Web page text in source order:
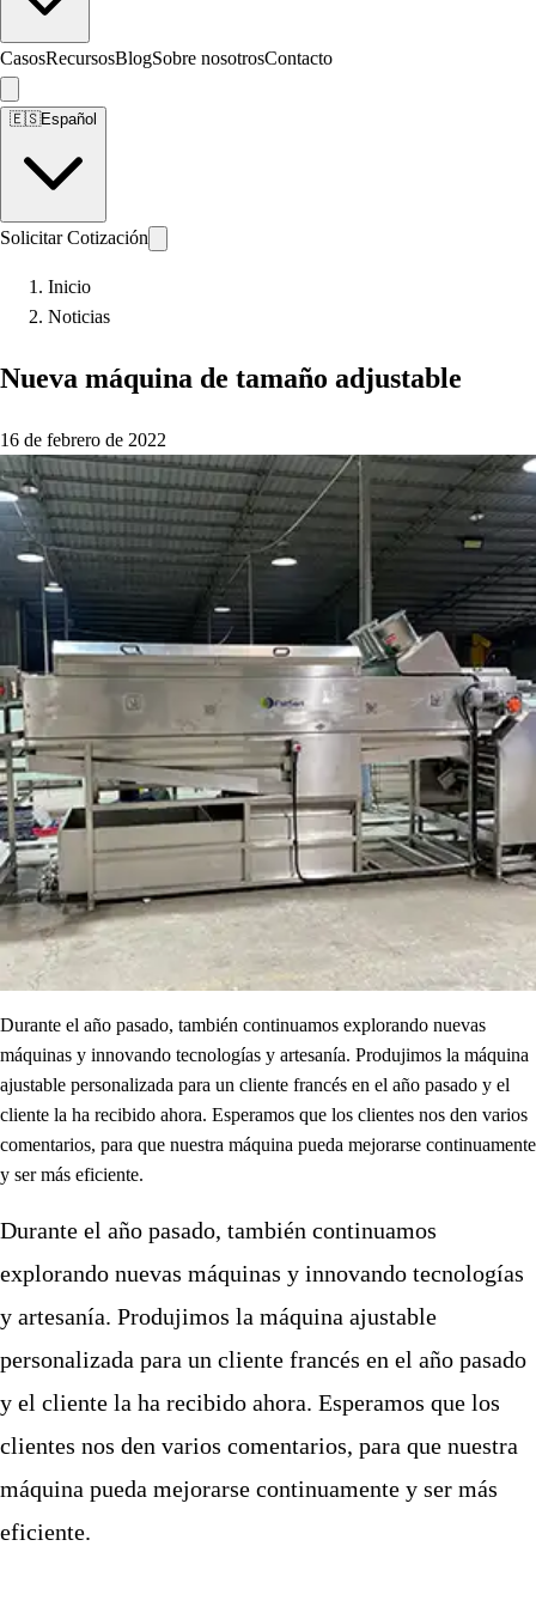
CasosRecursosBlogSobre nosotrosContacto
🇪🇸Español
Solicitar Cotización
Inicio
Noticias
Nueva máquina de tamaño adjustable
16 de febrero de 2022
Durante el año pasado, también continuamos explorando nuevas
máquinas y innovando tecnologías y artesanía. Produjimos la máquina
ajustable personalizada para un cliente francés en el año pasado y el
cliente la ha recibido ahora. Esperamos que los clientes nos den varios
comentarios, para que nuestra máquina pueda mejorarse continuamente
y ser más eficiente.
Durante el año pasado, también continuamos
explorando nuevas máquinas y innovando tecnologías
y artesanía. Produjimos la máquina ajustable
personalizada para un cliente francés en el año pasado
y el cliente la ha recibido ahora. Esperamos que los
clientes nos den varios comentarios, para que nuestra
máquina pueda mejorarse continuamente y ser más
eficiente.